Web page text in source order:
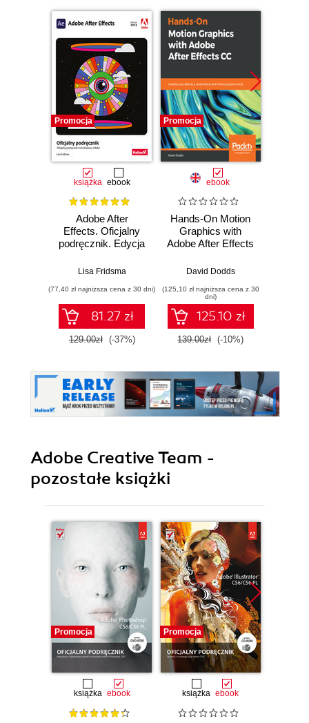
Promocja
książka ebook
Adobe After
Effects. Oficjalny
podręcznik. Edycja
Lisa Fridsma
(77,40 zł najniższa cena z 30 dni)
81.27 zł
129.00zł (-37%)
Promocja
ebook
Hands-On Motion
Graphics with
Adobe After Effects
skills as a visual
graphics artist
David Dodds
(125,10 zł najniższa cena z 30
dni)
125.10 zł
139.00zł (-10%)
Adobe Creative Team -
pozostałe książki
Promocja
książka ebook
Promocja
książka ebook